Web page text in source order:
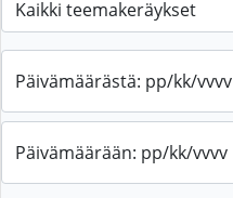
Päivämäärästä: pp/kk/vvvv
Päivämäärään: pp/kk/vvvv